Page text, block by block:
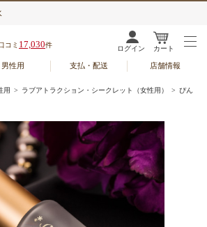
コミ 17,030件 ログイン カート
男性用 支払・配送 店舗情報
用 > ラブアトラクション・シークレット（女性用）
> ぴん